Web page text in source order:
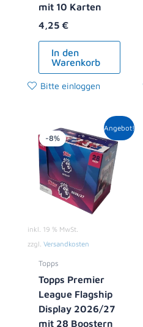
mit 10 Karten
4,25 €
In den
Warenkorb
Bitte einloggen
Angebot!
-8%
inkl. 19 % MwSt.
zzgl. Versandkosten
Topps
Topps Premier
League Flagship
Display 2026/27
mit 28 Boostern
Ursprünglicher
Preis
war:
119,00 €
Aktueller
Preis
ist:
108,99 €.